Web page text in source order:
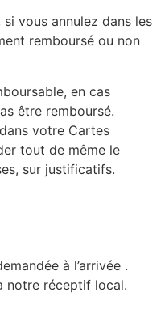
vous annulez dans les
remboursé ou non
en cas
être remboursé.
votre Cartes
tout de même le
sur justificatifs.
à l’arrivée .
notre réceptif local.